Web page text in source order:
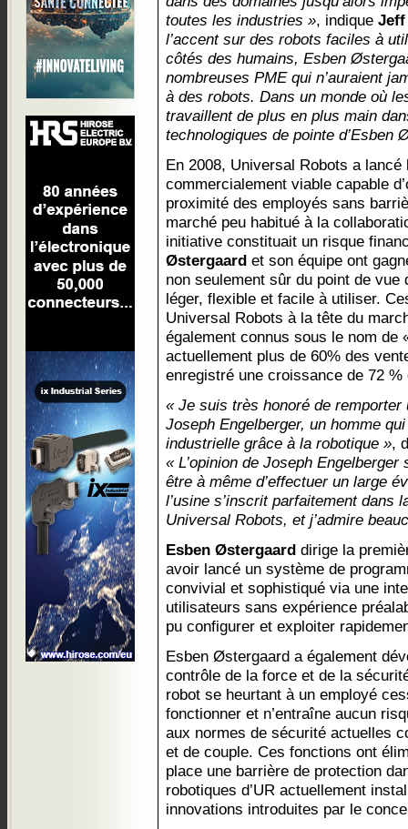
toutes les industries », indique
l’accent sur des robots faciles à
côtés des humains, Esben
nombreuses PME qui n’auraient
à des robots. Dans un monde où
travaillent de plus en plus main
technologiques de pointe d’Esben
En 2008, Universal Robots a
commercialement viable capable
proximité des employés sans
marché peu habitué à la
initiative constituait un risque
Østergaard et son équipe ont
non seulement sûr du point de
léger, flexible et facile à utiliser.
Universal Robots à la tête du
également connus sous le nom de
actuellement plus de 60% des
enregistré une croissance de 72 %
« Je suis très honoré de
Joseph Engelberger, un homme
industrielle grâce à la robotique »,
« L’opinion de Joseph
être à même d’effectuer un large
l’usine s’inscrit parfaitement dans
Universal Robots, et j’admire
Esben Østergaard dirige la
avoir lancé un système de
convivial et sophistiqué via une
utilisateurs sans expérience
pu configurer et exploiter
Esben Østergaard a également
contrôle de la force et de la
robot se heurtant à un employé
fonctionner et n’entraîne aucun
aux normes de sécurité actuelles
et de couple. Ces fonctions ont
place une barrière de protection
robotiques d’UR actuellement
innovations introduites par le